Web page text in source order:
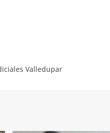
Valledupar